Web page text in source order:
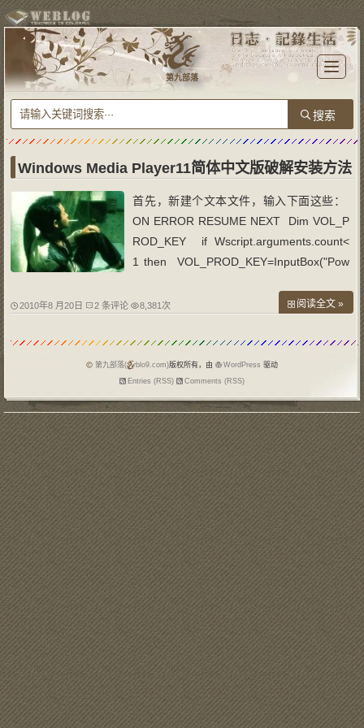
T
o
l
e
n
a
t
i
n
第九部落
Windows Media Player11简体中文版破解安装方法
首先，新建个文本文件，输入下面这些：
ON ERROR RESUME NEXT Dim VOL_P
ROD_KEY if Wscript.arguments.count<
1 then VOL_PROD_KEY=InputBox("Pow
&" 本程序将自动替换你当前
2010年8 月20日 2 条评论 8,381次 阅读全文 »
第九部落( blo9.com)版权所有，由 WordPress 驱动
Entries (RSS)
Comments (RSS)